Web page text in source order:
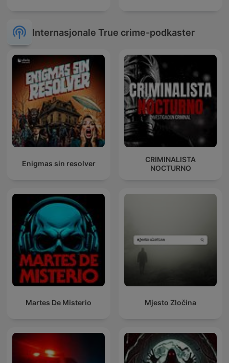
Internasjonale True crime-podkaster
Enigmas sin resolver
CRIMINALISTA
NOCTURNO
Martes De Misterio Mjesto Zločina